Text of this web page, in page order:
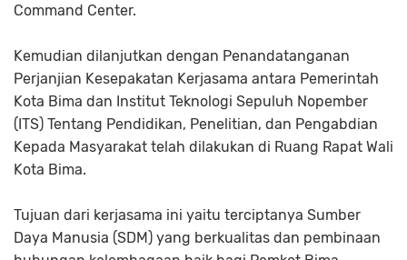
Command Center.
Kemudian dilanjutkan dengan Penandatanganan
Perjanjian Kesepakatan Kerjasama antara Pemerintah
Kota Bima dan Institut Teknologi Sepuluh Nopember
(ITS) Tentang Pendidikan, Penelitian, dan Pengabdian
Kepada Masyarakat telah dilakukan di Ruang Rapat Wali
Kota Bima.
Tujuan dari kerjasama ini yaitu terciptanya Sumber
Daya Manusia (SDM) yang berkualitas dan pembinaan